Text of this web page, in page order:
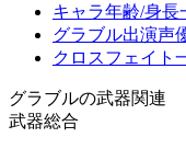
キャラ年齢/身長
グラブル出演声
クロスフェイト
グラブルの武器関連
武器総合